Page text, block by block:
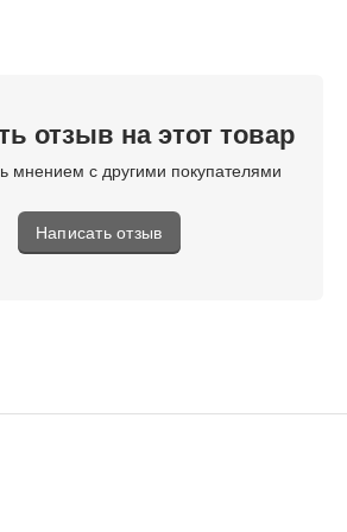
отзыв на этот товар
мнением с другими покупателями
Написать отзыв